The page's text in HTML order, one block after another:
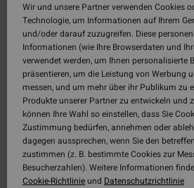
Wir und unsere Partner verwenden Cookies
Technologie, um Informationen auf Ihrem
und/oder darauf zuzugreifen. Diese
Informationen (wie Ihre Browserdaten und
verwendet werden, um Ihnen personalisierte
präsentieren, um die Leistung von Werbung
messen, und um mehr über ihr Publikum zu
Produkte unserer Partner zu entwickeln und
können Ihre Wahl so einstellen, dass Sie
Zustimmung bedürfen, annehmen oder
dagegen aussprechen, wenn Sie den
zustimmen (z. B. bestimmte Cookies zur
Besucherzahlen). Weitere Informationen
Cookie-Richtlinieund Datenschutzrichtlinie